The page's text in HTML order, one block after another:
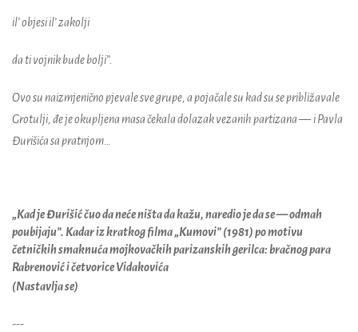
il’ objesi il’ zakolji
da ti vojnik bude bolji”.
Ovo su naizmjenično pjevale sve grupe, a pojačale su kad su se približavale
Grotulji, đe je okupljena masa čekala dolazak vezanih partizana—i Pavla
Đurišića sa pratnjom…
„Kad je Đurišić čuo da neće ništa da kažu, naredio je da se—odmah
poubijaju”. Kadar iz kratkog filma „Kumovi” (1981) po motivu
četničkih smaknuća mojkovačkih parizanskih gerilca: bračnog para
Rabrenović i četvorice Vidakovića
(Nastavlja se)
---